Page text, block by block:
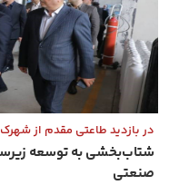
در بازدید طاعتی مقدم از
شتاب‌بخشی به توسعه
صنعتی